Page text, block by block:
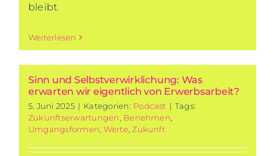
bleibt.
Weiterlesen
Sinn und Selbstverwirklichung: Was
erwarten wir eigentlich von Erwerbsarbeit?
5. Juni 2025 | Kategorien: Podcast | Tags:
Zukunftserwartungen Benehmen
Umgangsformen Werte ,Zukunft